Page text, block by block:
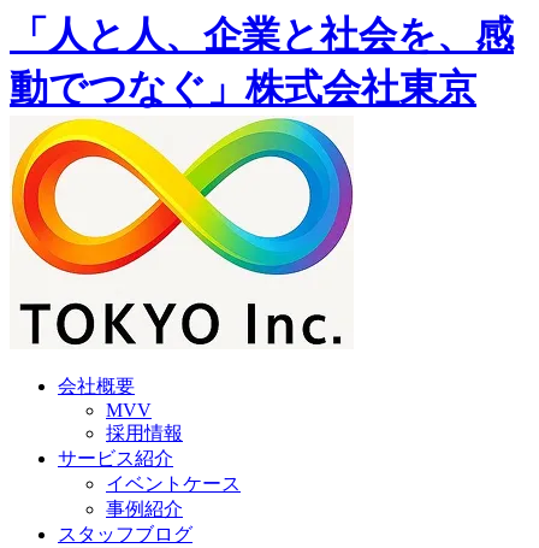
「人と人、企業と社会を、感
動でつなぐ」株式会社東京
会社概要
MVV
採用情報
サービス紹介
イベントケース
事例紹介
スタッフブログ